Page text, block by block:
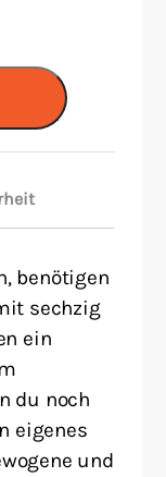
benötigen
sechzig
ein
du noch
eigenes
und